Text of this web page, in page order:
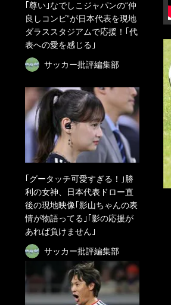
｢尊い｣なでしこジャパンの“仲
良しコンビ”が日本代表を現地
ダラススタジアムで応援！｢代
表への愛を感じる｣
サッカー批評編集部
｢グータッチ可愛すぎる！｣勝
利の女神、日本代表ドロー直
後の現地映像｢影山ちゃんの表
情が物語ってる｣｢影の応援が
あれば負けません｣
サッカー批評編集部